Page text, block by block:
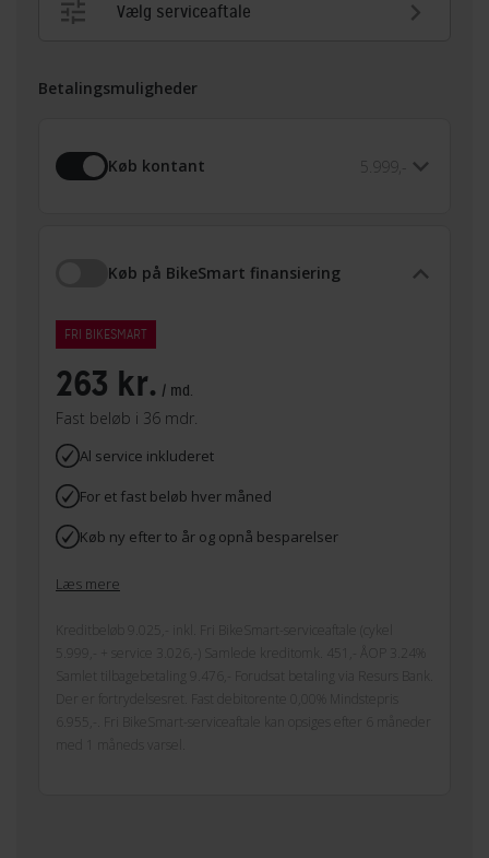
Vælg serviceaftale
Betalingsmuligheder
Køb kontant 5.999,-
Køb på BikeSmart finansiering
FRI BIKESMART
263 kr. / md.
Fast beløb i 36 mdr.
Al service inkluderet
For et fast beløb hver måned
Køb ny efter to år og opnå besparelser
Læs mere
Kreditbeløb 9.025,- inkl. Fri BikeSmart-serviceaftale (cykel
5.999,- + service 3.026,-) Samlede kreditomk. 451,- ÅOP 3.24%
Samlet tilbagebetaling 9.476,- Forudsat betaling via Resurs Bank.
Der er fortrydelsesret. Fast debitorente 0,00% Mindstepris
6.955,-. Fri BikeSmart-serviceaftale kan opsiges efter 6 måneder
med 1 måneds varsel.